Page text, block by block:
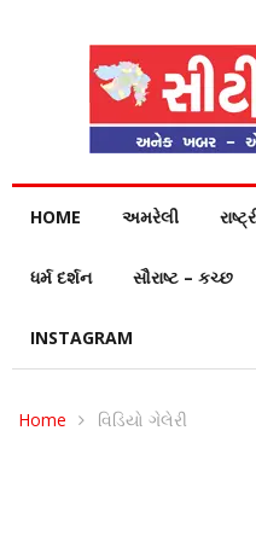
HOME અમરેલી
ધર્મ દર્શન સૌરાષ્ટ – કચ્છ
INSTAGRAM
Home વિડિયો ગેલેરી